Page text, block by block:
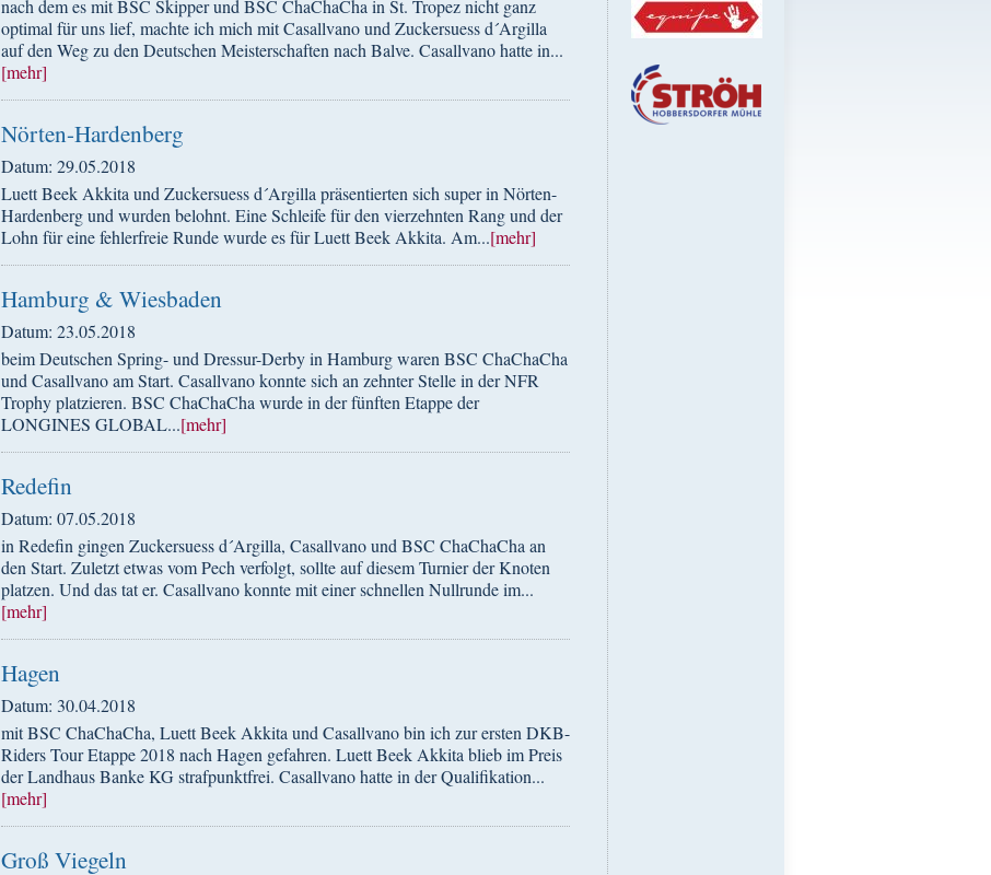
nach dem es mit BSC Skipper und BSC ChaChaCha in St. Tropez nicht ganz
optimal für uns lief, machte ich mich mit Casallvano und Zuckersuess d´Argilla
auf den Weg zu den Deutschen Meisterschaften nach Balve. Casallvano hatte in...
[mehr]
Nörten-Hardenberg
Datum: 29.05.2018
Luett Beek Akkita und Zuckersuess d´Argilla präsentierten sich super in Nörten-
Hardenberg und wurden belohnt. Eine Schleife für den vierzehnten Rang und der
Lohn für eine fehlerfreie Runde wurde es für Luett Beek Akkita. Am...[mehr]
Hamburg & Wiesbaden
Datum: 23.05.2018
beim Deutschen Spring- und Dressur-Derby in Hamburg waren BSC ChaChaCha
und Casallvano am Start. Casallvano konnte sich an zehnter Stelle in der NFR
Trophy platzieren. BSC ChaChaCha wurde in der fünften Etappe der
LONGINES GLOBAL...[mehr]
Redefin
Datum: 07.05.2018
in Redefin gingen Zuckersuess d´Argilla, Casallvano und BSC ChaChaCha an
den Start. Zuletzt etwas vom Pech verfolgt, sollte auf diesem Turnier der Knoten
platzen. Und das tat er. Casallvano konnte mit einer schnellen Nullrunde im...
[mehr]
Hagen
Datum: 30.04.2018
mit BSC ChaChaCha, Luett Beek Akkita und Casallvano bin ich zur ersten DKB-
Riders Tour Etappe 2018 nach Hagen gefahren. Luett Beek Akkita blieb im Preis
der Landhaus Banke KG strafpunktfrei. Casallvano hatte in der Qualifikation...
[mehr]
Groß Viegeln